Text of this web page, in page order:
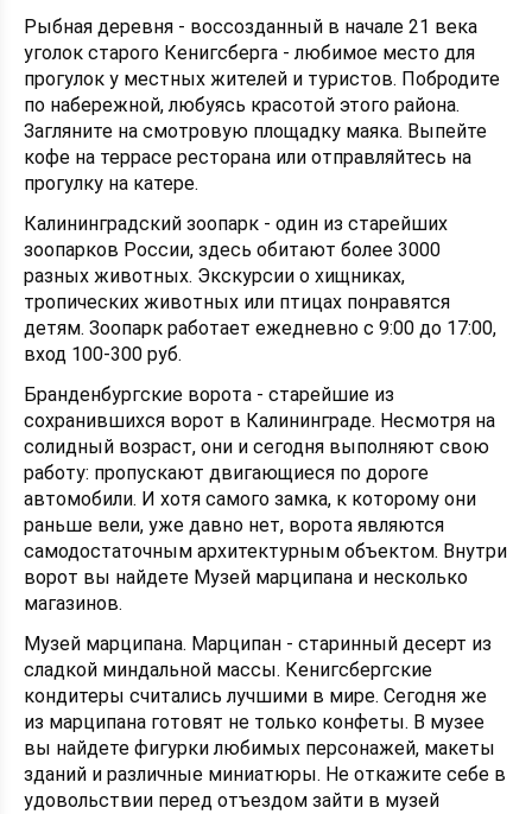
Рыбная деревня - воссозданный в начале 21 века
уголок старого Кенигсберга - любимое место для
прогулок у местных жителей и туристов. Побродите
по набережной, любуясь красотой этого района.
Загляните на смотровую площадку маяка. Выпейте
кофе на террасе ресторана или отправляйтесь на
прогулку на катере.
Калининградский зоопарк - один из старейших
зоопарков России, здесь обитают более 3000
разных животных. Экскурсии о хищниках,
тропических животных или птицах понравятся
детям. Зоопарк работает ежедневно с 9:00 до 17:00,
вход 100-300 руб.
Бранденбургские ворота - старейшие из
сохранившихся ворот в Калининграде. Несмотря на
солидный возраст, они и сегодня выполняют свою
работу: пропускают двигающиеся по дороге
автомобили. И хотя самого замка, к которому они
раньше вели, уже давно нет, ворота являются
самодостаточным архитектурным объектом. Внутри
ворот вы найдете Музей марципана и несколько
магазинов.
Музей марципана. Марципан - старинный десерт из
сладкой миндальной массы. Кенигсбергские
кондитеры считались лучшими в мире. Сегодня же
из марципана готовят не только конфеты. В музее
вы найдете фигурки любимых персонажей, макеты
зданий и различные миниатюры. Не откажите себе в
удовольствии перед отъездом зайти в музей